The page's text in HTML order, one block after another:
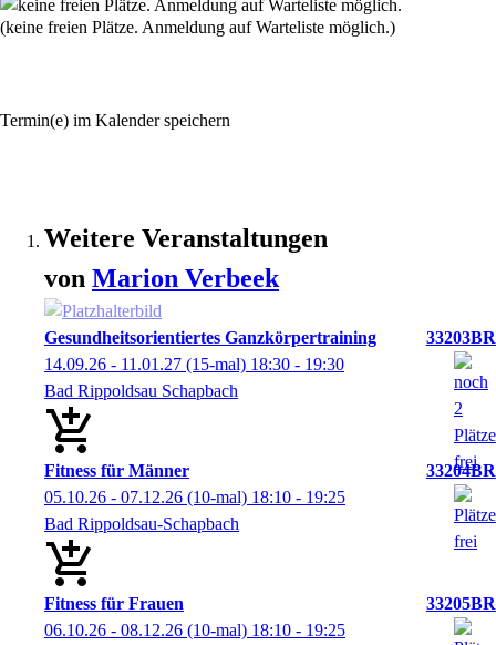
(keine freien Plätze. Anmeldung auf Warteliste möglich.)
Termin(e) im Kalender speichern
Weitere Veranstaltungen
von Marion Verbeek
Gesundheitsorientiertes Ganzkörpertraining
33203BR
14.09.26 - 11.01.27 (15-mal) 18:30 - 19:30
Bad Rippoldsau Schapbach
Fitness für Männer
33204BR
05.10.26 - 07.12.26 (10-mal) 18:10 - 19:25
Bad Rippoldsau-Schapbach
Fitness für Frauen
33205BR
06.10.26 - 08.12.26 (10-mal) 18:10 - 19:25